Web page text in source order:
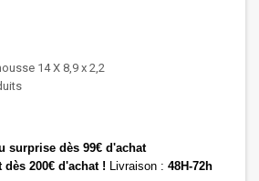
14 X 8,9 x 2,2
surprise dès 99€ d'achat
200€ d'achat ! Livraison : 48H-72h